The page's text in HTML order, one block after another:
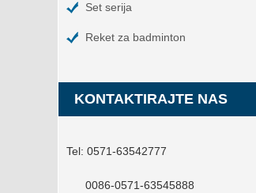
Set serija
Reket za badminton
KONTAKTIRAJTE NAS
Tel: 0571-63542777
0086-0571-63545888